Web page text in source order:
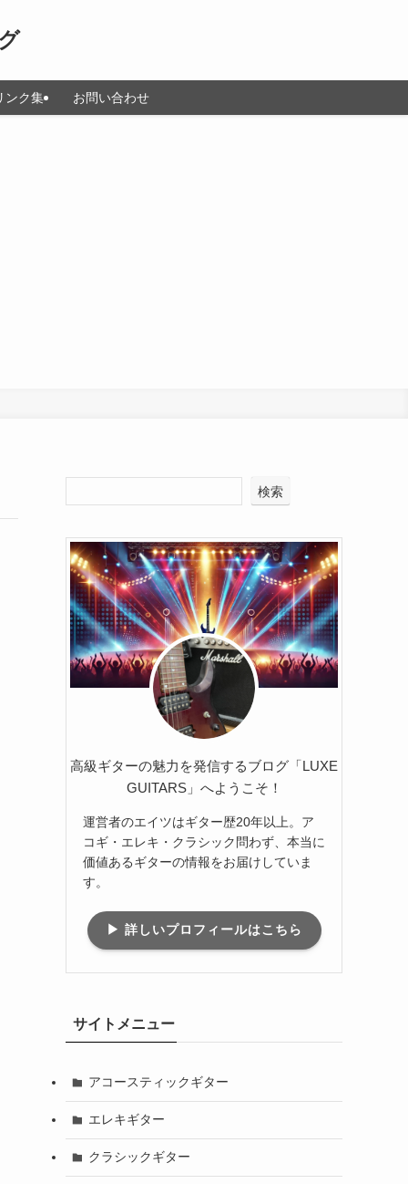
ンク集 お問い合わせ
検索
高級ギターの魅力を発信するブログ「LUXE
GUITARS」へようこそ！
運営者のエイツはギター歴20年以上。ア
コギ・エレキ・クラシック問わず、本当に
価値あるギターの情報をお届けしていま
す。
▶ 詳しいプロフィールはこちら
サイトメニュー
アコースティックギター
エレキギター
クラシックギター